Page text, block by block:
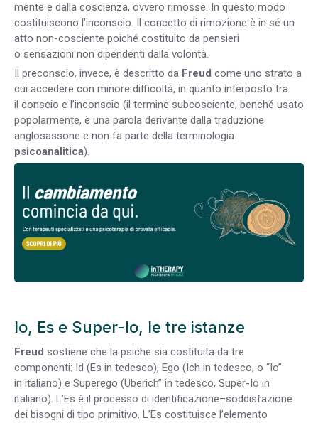
mente e dalla coscienza, ovvero rimosse. In questo modo
costituiscono l’inconscio. Il concetto di rimozione è in sé un
atto non-cosciente poiché costituito da pensieri
o sensazioni non dipendenti dalla volontà.
Il preconscio, invece, è descritto da Freud come uno strato a
cui accedere con minore difficoltà, in quanto interposto tra
il conscio e l’inconscio (il termine subcosciente, benché usato
popolarmente, è una parola derivante dalla traduzione
anglosassone e non fa parte della terminologia
psicoanalitica).
Io, Es e Super-Io, le tre istanze
Freud sostiene che la psiche sia costituita da tre
componenti: Id (Es in tedesco), Ego (Ich in tedesco, o “Io”
in italiano) e Superego (Überich” in tedesco, Super-Io in
italiano). L’Es è il processo di identificazione–soddisfazione
dei bisogni di tipo primitivo. L’Es costituisce l’elemento